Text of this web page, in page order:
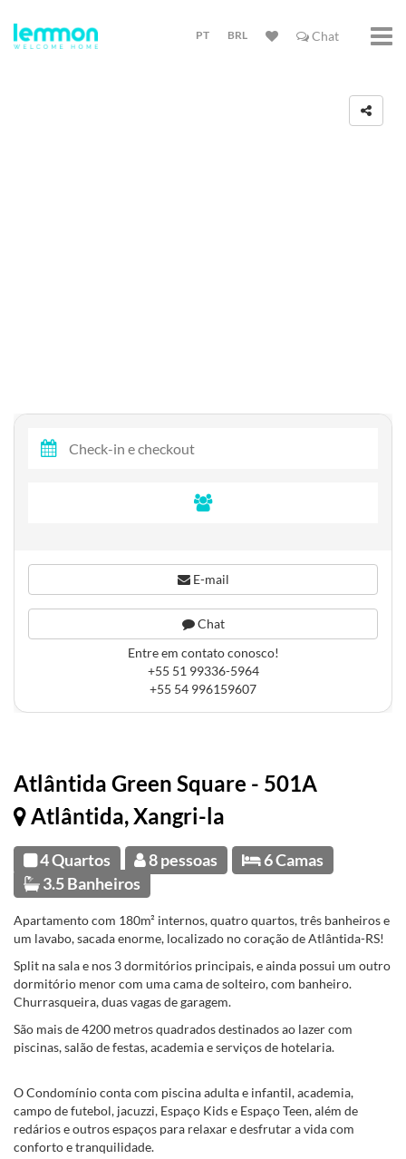
PT BRL Chat
Atlântida Green Square - 501A
Atlântida, Xangri-la
4 Quartos 8 pessoas
6 Camas
3.5 Banheiros
Apartamento com 180m² internos, quatro quartos, três banheiros e
um lavabo, sacada enorme, localizado no coração de Atlântida-RS!
Split na sala e nos 3 dormitórios principais, e ainda possui um outro
dormitório menor com uma cama de solteiro, com banheiro.
Churrasqueira, duas vagas de garagem.
São mais de 4200 metros quadrados destinados ao lazer com
piscinas, salão de festas, academia e serviços de hotelaria.
O Condomínio conta com piscina adulta e infantil, academia,
campo de futebol, jacuzzi, Espaço Kids e Espaço Teen, além de
redários e outros espaços para relaxar e desfrutar a vida com
conforto e tranquilidade.
E-mail
Chat
Entre em contato conosco!
+55 51 99336-5964
+55 54 996159607